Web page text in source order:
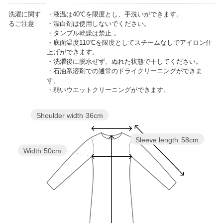
洗濯に関す
るご注意
・液温は40℃を限度とし、手洗いができます。
・漂白剤は使用しないでください。
・タンブル乾燥は禁止 。
・底面温度110℃を限度としてスチームなしでアイロン仕
上げができます。
・洗濯後に脱水ぜず、ぬれた状態で干してください。
・石油系溶剤での通常のドライクリーニングができま
す。
・弱いウエットクリーニングができます。
Sleeve length 58cm
Width 50cm
Shoulder width 36cm